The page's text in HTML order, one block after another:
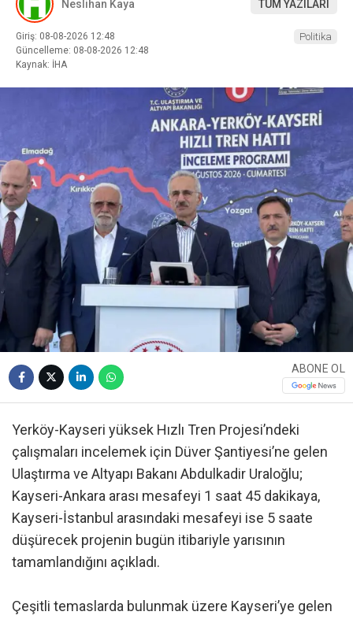
Neslihan Kaya TÜM YAZILARI
Giriş: 08-08-2026 12:48
Güncelleme: 08-08-2026 12:48
Kaynak: İHA
Politika
ABONE OL
Yerköy-Kayseri yüksek Hızlı Tren Projesi’ndeki
çalışmaları incelemek için Düver Şantiyesi’ne gelen
Ulaştırma ve Altyapı Bakanı Abdulkadir Uraloğlu;
Kayseri-Ankara arası mesafeyi 1 saat 45 dakikaya,
Kayseri-İstanbul arasındaki mesafeyi ise 5 saate
düşürecek projenin bugün itibariyle yarısının
tamamlandığını açıkladı.
Çeşitli temaslarda bulunmak üzere Kayseri’ye gelen